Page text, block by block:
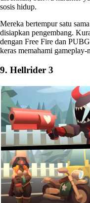
sosis hidup.
Mereka bertempur satu
disiapkan pengembang.
dengan Free Fire dan
keras memahami gameplay-
9. Hellrider 3